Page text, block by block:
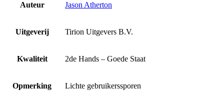
Auteur Jason Atherton
Uitgeverij Tirion Uitgevers B.V.
Kwaliteit 2de Hands – Goede Staat
Opmerking Lichte gebruikerssporen